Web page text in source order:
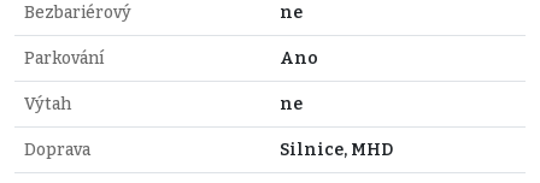
Bezbariérový ne
Parkování Ano
Výtah ne
Doprava Silnice, MHD